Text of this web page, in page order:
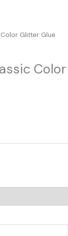
Glitter Glue
Color